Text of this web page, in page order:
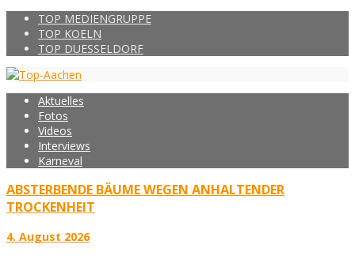
TOP MEDIENGRUPPE
TOP KOELN
TOP DUESSELDORF
Aktuelles
Fotos
Videos
Interviews
Karneval
ABSTERBENDE BÄUME WEGEN ANHALTENDER
TROCKENHEIT
4. August 2026